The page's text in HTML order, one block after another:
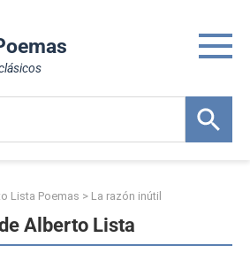
Lista Poemas > La razón inútil
Alberto Lista